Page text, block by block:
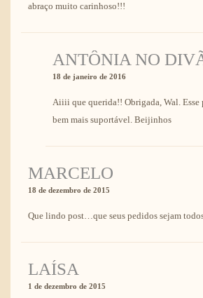
abraço muito carinhoso!!!
ANTÔNIA NO
18 de janeiro de 2016
Aiiii que querida!! Obrigada, Wal.
bem mais suportável. Beijinhos
MARCELO
18 de dezembro de 2015
Que lindo post…que seus pedidos sejam
LAÍSA
1 de dezembro de 2015